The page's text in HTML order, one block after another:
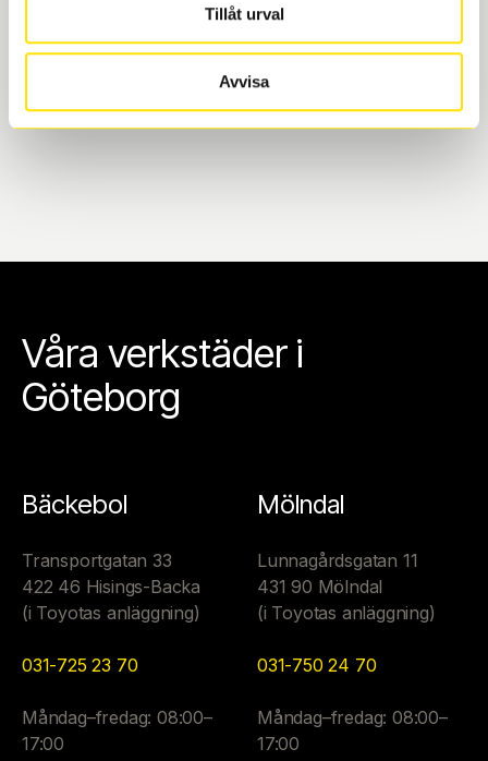
Tillåt urval
Avvisa
Göteborg. Välj mellan Hisingen (Bäckebol) eller
Mölndal. I beställningen anger du datum och tid för
vi till att de uppfyller alla krav för en säker körning.
Våra verkstäder i
Göteborg
Bäckebol
Transportgatan 33
422 46 Hisings-Backa
(i Toyotas anläggning)
031-725 23 70
Måndag–fredag: 08:00–
17:00
Mölndal
Lunnagårdsgatan 11
431 90 Mölndal
(i Toyotas anläggning)
031-750 24 70
Måndag–fredag: 08:00–
17:00